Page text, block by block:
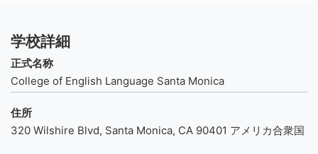
学校詳細
正式名称
College of English Language Santa Monica
住所
320 Wilshire Blvd, Santa Monica, CA 90401 アメリカ合衆国